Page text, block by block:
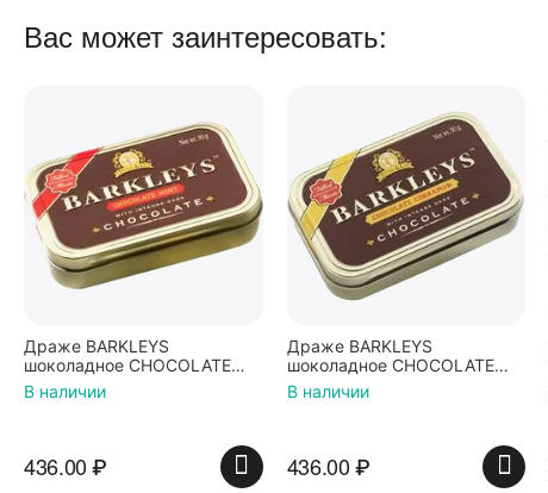
Вас может заинтересовать:
Драже BARKLEYS
шоколадное CHOCOLATE
MINT Мята 50г
В наличии
436.00₽
Драже BARKLEYS
шоколадное CHOCOLATE
CINNAMON Корица 50г
В наличии
436.00₽